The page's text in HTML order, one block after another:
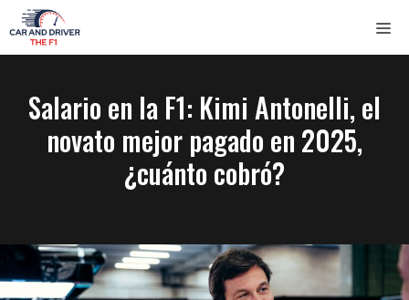
Saltar
al
contenido
Salario en la F1: Kimi Antonelli, el
novato mejor pagado en 2025,
¿cuánto cobró?